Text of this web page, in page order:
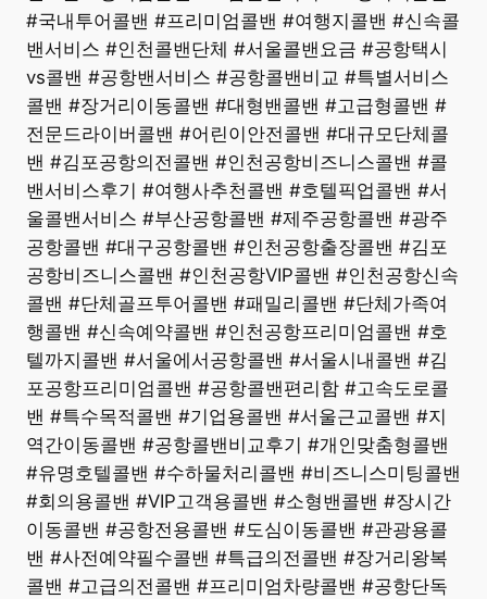
#국내투어콜밴 #프리미엄콜밴 #여행지콜밴 #신속콜
밴서비스 #인천콜밴단체 #서울콜밴요금 #공항택시
vs콜밴 #공항밴서비스 #공항콜밴비교 #특별서비스
콜밴 #장거리이동콜밴 #대형밴콜밴 #고급형콜밴 #
전문드라이버콜밴 #어린이안전콜밴 #대규모단체콜
밴 #김포공항의전콜밴 #인천공항비즈니스콜밴 #콜
밴서비스후기 #여행사추천콜밴 #호텔픽업콜밴 #서
울콜밴서비스 #부산공항콜밴 #제주공항콜밴 #광주
공항콜밴 #대구공항콜밴 #인천공항출장콜밴 #김포
공항비즈니스콜밴 #인천공항VIP콜밴 #인천공항신속
콜밴 #단체골프투어콜밴 #패밀리콜밴 #단체가족여
행콜밴 #신속예약콜밴 #인천공항프리미엄콜밴 #호
텔까지콜밴 #서울에서공항콜밴 #서울시내콜밴 #김
포공항프리미엄콜밴 #공항콜밴편리함 #고속도로콜
밴 #특수목적콜밴 #기업용콜밴 #서울근교콜밴 #지
역간이동콜밴 #공항콜밴비교후기 #개인맞춤형콜밴
#유명호텔콜밴 #수하물처리콜밴 #비즈니스미팅콜밴
#회의용콜밴 #VIP고객용콜밴 #소형밴콜밴 #장시간
이동콜밴 #공항전용콜밴 #도심이동콜밴 #관광용콜
밴 #사전예약필수콜밴 #특급의전콜밴 #장거리왕복
콜밴 #고급의전콜밴 #프리미엄차량콜밴 #공항단독